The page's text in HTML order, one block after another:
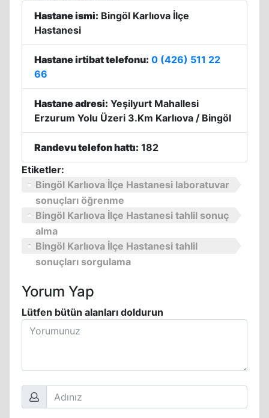
Hastane ismi: Bingöl Karlıova İlçe
Hastanesi
Hastane irtibat telefonu: 0 (426) 511 22
66
Hastane adresi: Yeşilyurt Mahallesi
Erzurum Yolu Üzeri 3.Km Karlıova / Bingöl
Randevu telefon hattı: 182
Etiketler:
Bingöl Karlıova İlçe Hastanesi laboratuvar
sonuçları öğrenme
Bingöl Karlıova İlçe Hastanesi tahlil sonuç
alma
Bingöl Karlıova İlçe Hastanesi tahlil
sonuçları sorgulama
Yorum Yap
Lütfen bütün alanları doldurun